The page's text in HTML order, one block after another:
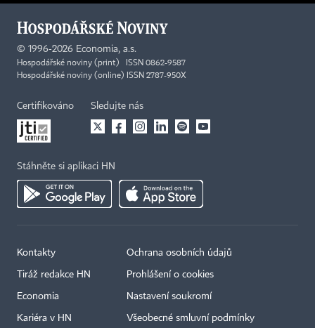
© 1996-2026 Economia, a.s.
Hospodářské noviny (print) ISSN 0862-9587
Hospodářské noviny (online) ISSN 2787-950X
Certifikováno Sledujte nás
Stáhněte si aplikaci HN
Kontakty
Tiráž redakce HN
Economia
Kariéra v HN
Ochrana osobních údajů
Prohlášení o cookies
Nastavení soukromí
Všeobecné smluvní podmínky